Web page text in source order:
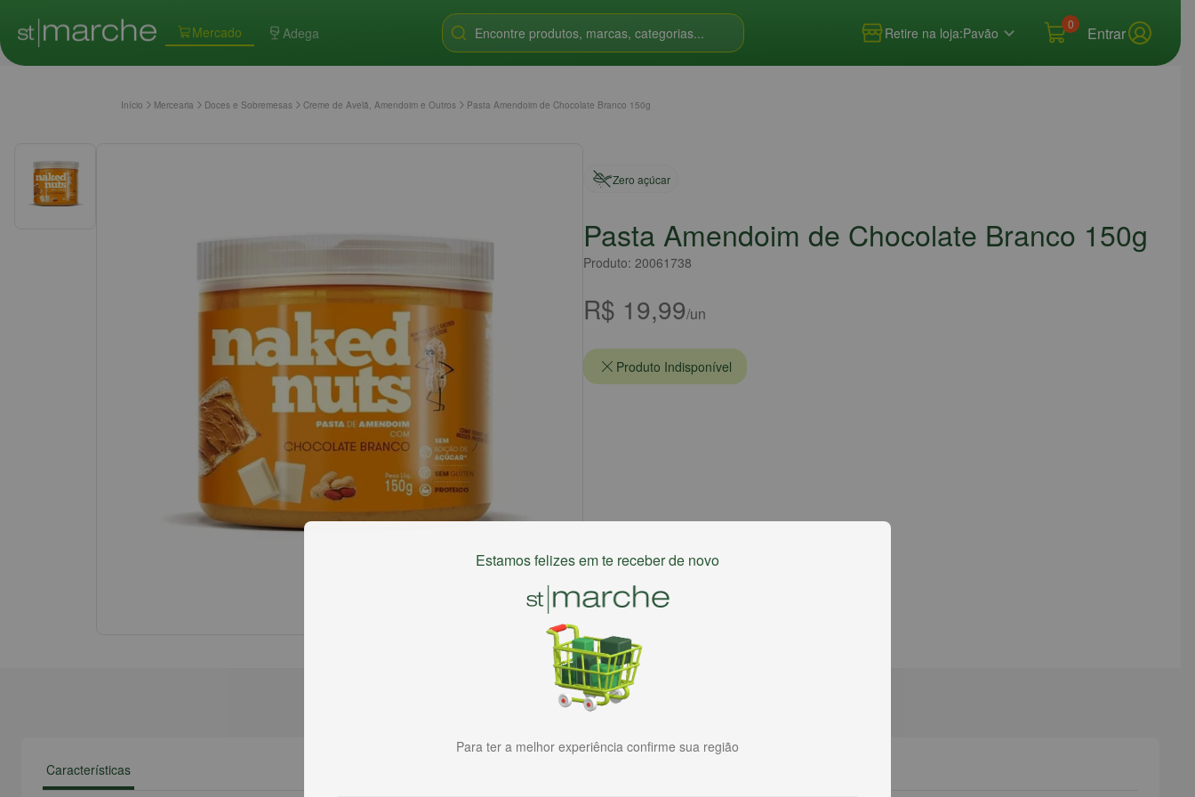
Mercado Adega Encontre produtos, marcas, categorias... Retire na loja:Pavão
0 Entrar
Início Mercearia Doces e Sobremesas Creme de Avelã, Amendoim e Outros Pasta Amendoim de Chocolate Branco 150g
Zero açúcar
Pasta Amendoim de Chocolate Branco 150g
Produto: 20061738
R$ 19,99/un
Produto Indisponível
Características
Estamos felizes em te receber de novo
Para ter a melhor experiência confirme sua região